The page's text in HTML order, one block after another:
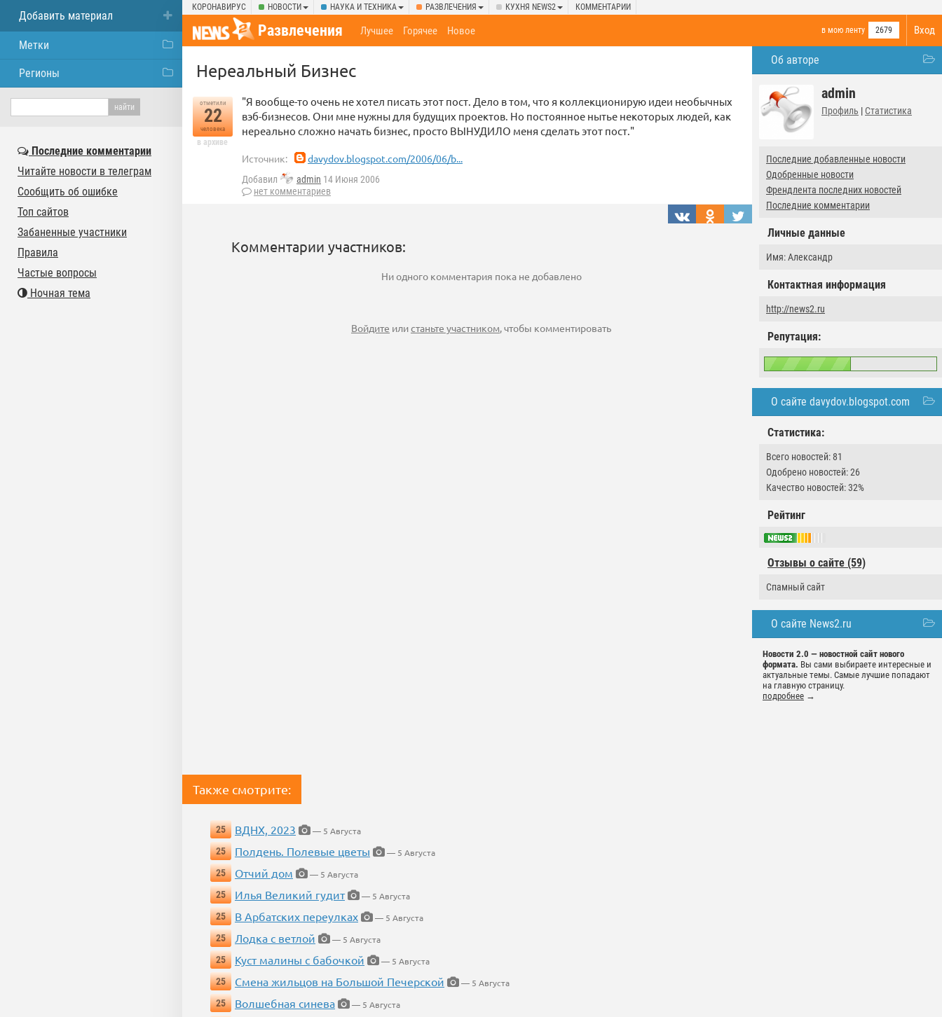
КОРОНАВИРУС НОВОСТИ НАУКА И ТЕХНИКА РАЗВЛЕЧЕНИЯ КУХНЯ NEWS2 КОММЕНТАРИИ
Вход
Развлечения в мою ленту 2679
Лучшее Горячее Новое
Об авторе
admin
Профиль | Статистика
Последние добавленные новости
Одобренные новости
Френдлента последних новостей
Последние комментарии
Личные данные
Имя: Александр
Контактная информация
http://news2.ru
Репутация:
О сайте davydov.blogspot.com
Статистика:
Всего новостей: 81
Одобрено новостей: 26
Качество новостей: 32%
Рейтинг
Отзывы о сайте (59)
Спамный сайт
О сайте News2.ru
Новости 2.0 — новостной сайт нового
формата. Вы сами выбираете интересные и
актуальные темы. Самые лучшие попадают
на главную страницу.
подробнее →
Нереальный Бизнес
отметили
22
человека
в архиве
"Я вообще-то очень не хотел писать этот пост. Дело в том, что я коллекционирую идеи необычных
вэб-бизнесов. Они мне нужны для будущих проектов. Но постоянное нытье некоторых людей, как
нереально сложно начать бизнес, просто ВЫНУДИЛО меня сделать этот пост."
Источник: davydov.blogspot.com/2006/06/b...
Добавил admin 14 Июня 2006
нет комментариев
Комментарии участников:
Ни одного комментария пока не добавлено
Войдите илистаньте участником, чтобы комментировать
Также смотрите:
25 ВДНХ, 2023
— 5 Августа
25
Полдень. Полевые цветы
— 5 Августа
25
Отчий дом
— 5 Августа
25
Илья Великий гудит
— 5 Августа
25
В Арбатских переулках
— 5 Августа
25
Лодка с ветлой
— 5 Августа
25
Куст малины с бабочкой
— 5 Августа
25
Смена жильцов на Большой Печерской
— 5 Августа
25
Волшебная синева
— 5 Августа
Добавить материал
Метки
Регионы
Последние комментарии
Читайте новости в телеграм
Сообщить об ошибке
Топ сайтов
Забаненные участники
Правила
Частые вопросы
Ночная тема